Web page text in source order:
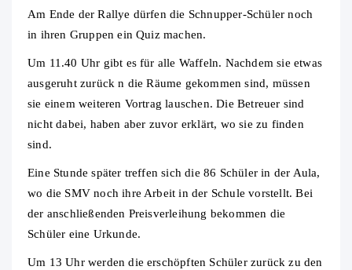
Am Ende der Rallye dürfen die Schnupper-Schüler noch
in ihren Gruppen ein Quiz machen.
Um 11.40 Uhr gibt es für alle Waffeln. Nachdem sie etwas
ausgeruht zurück n die Räume gekommen sind, müssen
sie einem weiteren Vortrag lauschen. Die Betreuer sind
nicht dabei, haben aber zuvor erklärt, wo sie zu finden
sind.
Eine Stunde später treffen sich die 86 Schüler in der Aula,
wo die SMV noch ihre Arbeit in der Schule vorstellt. Bei
der anschließenden Preisverleihung bekommen die
Schüler eine Urkunde.
Um 13 Uhr werden die erschöpften Schüler zurück zu den